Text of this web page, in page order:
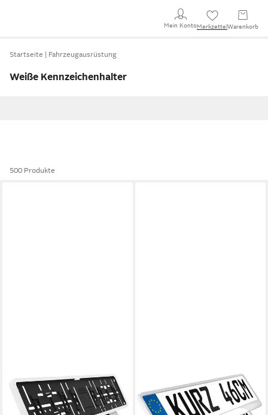
Mein KontoMerkzettel Warenkorb
Startseite Fahrzeugausrüstung
Weiße Kennzeichenhalter
500 Produkte
L & P CAR DESIGN
Kennzeichenhalter für Auto
mit umlaufendem Rahmen in
L & P CAR DESIGN
Kennzeichenhalter für Auto
46 cm in Weiß Hochglanz für